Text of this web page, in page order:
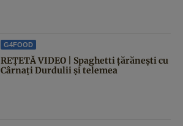
G4FOOD
REȚETĂ VIDEO | Spaghetti țărănești cu
Cârnați Durdulii și telemea